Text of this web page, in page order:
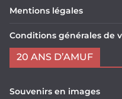
Mentions légales
Conditions générales de
20 ANS D’AMUF
Souvenirs en images